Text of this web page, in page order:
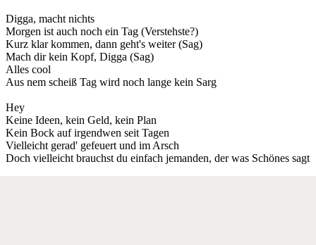
Digga, macht nichts
Morgen ist auch noch ein Tag (Verstehste?)
Kurz klar kommen, dann geht's weiter (Sag)
Mach dir kein Kopf, Digga (Sag)
Alles cool
Aus nem scheiß Tag wird noch lange kein Sarg
Hey
Keine Ideen, kein Geld, kein Plan
Kein Bock auf irgendwen seit Tagen
Vielleicht gerad' gefeuert und im Arsch
Doch vielleicht brauchst du einfach jemanden, der was Schönes sagt